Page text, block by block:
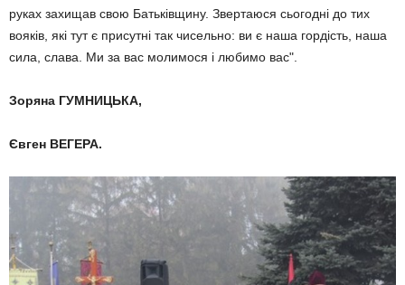
руках захищав свою Батьківщину. Звертаюся сьогодні до тих
вояків, які тут є присутні так чисельно: ви є наша гордість, наша
сила, слава. Ми за вас молимося і любимо вас".
Зоряна ГУМНИЦЬКА,
Євген ВЕГЕРА.